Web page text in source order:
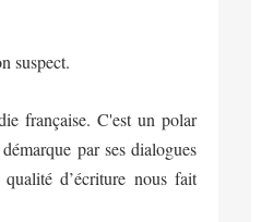
suspect.
française. C'est un polar
par ses dialogues
d’écriture nous fait